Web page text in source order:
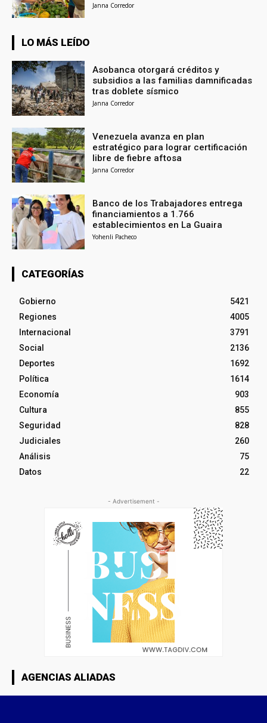
Janna Corredor
LO MÁS LEÍDO
Asobanca otorgará créditos y
subsidios a las familias damnificadas
tras doblete sísmico
Janna Corredor
Venezuela avanza en plan
estratégico para lograr certificación
libre de fiebre aftosa
Janna Corredor
Banco de los Trabajadores entrega
financiamientos a 1.766
establecimientos en La Guaira
Yohenli Pacheco
CATEGORÍAS
Gobierno
5421
Regiones
4005
Internacional
3791
Social
2136
Deportes
1692
Política
1614
Economía
903
Cultura
855
Seguridad
828
Judiciales
260
Análisis
75
Datos
22
- Advertisement -
AGENCIAS ALIADAS